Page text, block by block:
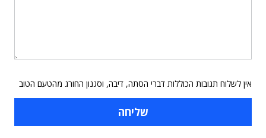
אין לשלוח תגובות הכוללות דברי הסתה, דיבה, וסגנון החורג מהטעם הטוב